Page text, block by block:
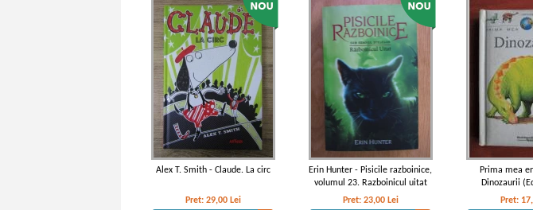
Alex T. Smith - Claude. La circ
Pret: 29,00 Lei
Erin Hunter - Pisicile razboinice,
volumul 23. Razboinicul uitat
Pret: 23,00 Lei
Prima mea
Dinozaurii
Pret: